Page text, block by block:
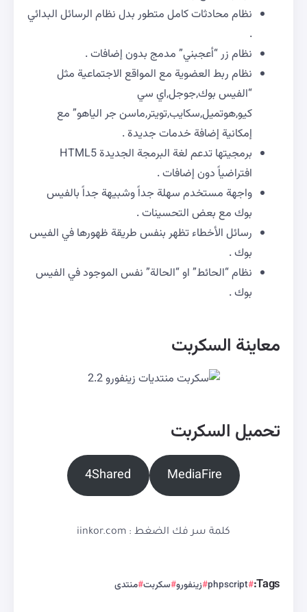
نظام محادثات كامل متطور بدل نظام الرسائل البدائي
.
نظام زر “أعجبني” مدمج بدون إضافات .
نظام ربط العضوية مع المواقع الاجتماعية مثل
“الفيس بوك,جوجل,اي سي
كيو,هوتميل,سكايب,تويتر,ماسن جر الياهو” مع
إمكانية إضافة خدمات جديدة .
برمجيتها تدعم لغة البرمجة الجديدة HTML5
افتراضياً دون إضافات .
واجهة مستخدم سهلة جداً وشبيهة جداً بالفيس
بوك مع بعض التحسينات .
رسائل الأخطاء تظهر بنفس طريقة ظهورها في الفيس
بوك .
نظام “الحائط” او “الحالة” نفس الموجود في الفيس
بوك .
معاينة السكربت
تحميل السكربت
MediaFire
4Shared
كلمة سر فك الضغط : iinkor.com
Tags:
phpscript زينفورو سكربت منتدى